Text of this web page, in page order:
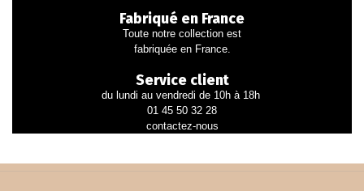
Fabriqué en France
Toute notre collection est
fabriquée en France.
Service client
du lundi au vendredi de 10h à 18h
01 45 50 32 28
contactez-nous